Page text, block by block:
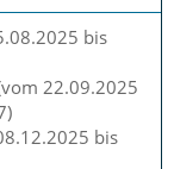
bis
22.09.2025
bis